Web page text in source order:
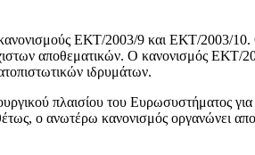
ΕΚΤ/2003/9 και ΕΚΤ/2003/10.
αποθεματικών. Ο κανονισμός ΕΚΤ/
ιδρυμάτων.
πλαισίου του Ευρωσυστήματος
, ο ανωτέρω κανονισμός οργανώνει